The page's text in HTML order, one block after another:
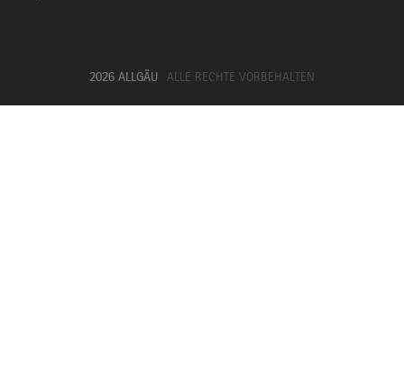
2026 ALLGÄU ALLE RECHTE VORBEHALTEN